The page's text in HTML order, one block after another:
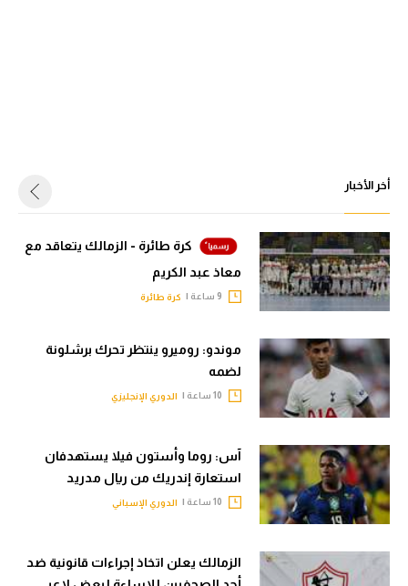
أخر الأخبار
كرة طائرة - الزمالك يتعاقد مع
معاذ عبد الكريم
كرة طائرة
موندو: روميرو ينتظر تحرك برشلونة
لضمه
الدوري الإنجليزي
آس: روما وأستون فيلا يستهدفان
استعارة إندريك من ريال مدريد
الدوري الإسباني
الزمالك يعلن اتخاذ إجراءات قانونية ضد